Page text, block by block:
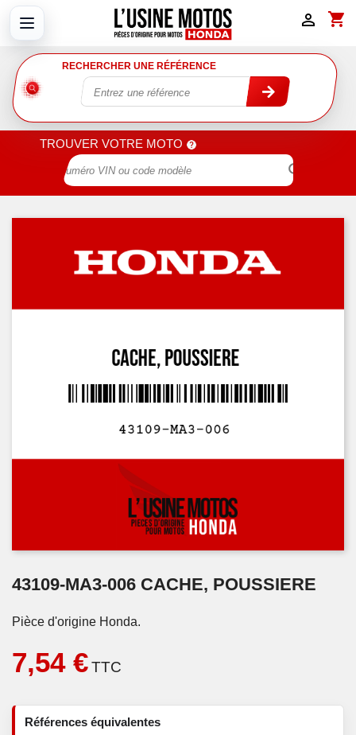
shopping_cart

RECHERCHER UNE RÉFÉRENCE
TROUVER VOTRE MOTO

43109-MA3-006 CACHE, POUSSIERE
Pièce d'origine Honda.
7,54 €TTC
Références équivalentes